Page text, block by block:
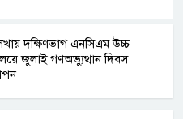
দক্ষিণভাগ এনসিএম উচ্চ
জুলাই গণঅভ্যুত্থান দিবস